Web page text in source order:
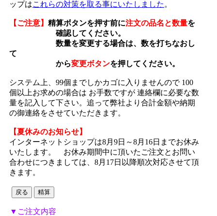
ップはこれらの対策を取る事にいたしました 。
【ご注意】 精算ボタンを押す前に注文の品名と数量を
確認してください。
数量を変更する場合は、数を打ちなおし
て
から変更ボタンを押してください。
システム上、99個までしかカゴに入りませんので 100
個以上お求めの場合は お手数ですが 連絡欄に必要な数
量を記入して下さい。追って弊社より合計金額や納期
の御連絡をさせていただきます。
【夏休みのお知らせ】
インターネットショップは8月9日～8月16日までお休み
いたします。 お休み期間中に頂いたご注文とお問い
合わせにつきましては、8月17日以降順次対応させて頂
きます。
▼ご注文内容